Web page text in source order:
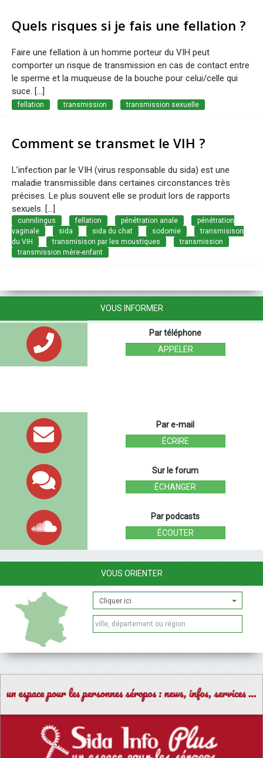
Quels risques si je fais une fellation ?
Faire une fellation à un homme porteur du VIH peut
comporter un risque de transmission en cas de contact entre
le sperme et la muqueuse de la bouche pour celui/celle qui
suce. [...]
fellation transmission transmission sexuelle
Comment se transmet le VIH ?
L’infection par le VIH (virus responsable du sida) est une
maladie transmissible dans certaines circonstances très
précises. Le plus souvent elle se produit lors de rapports
sexuels. [...]
cunnilingus fellation pénétration anale
pénétration
vaginale
sida sida du chat sodomie
transmisison
du VIH
transmisison par les moustiques
transmission
transmission mère-enfant
VOUS INFORMER
Par téléphone
APPELER
Par e-mail
ÉCRIRE
Sur le forum
ÉCHANGER
Par podcasts
ÉCOUTER
VOUS ORIENTER